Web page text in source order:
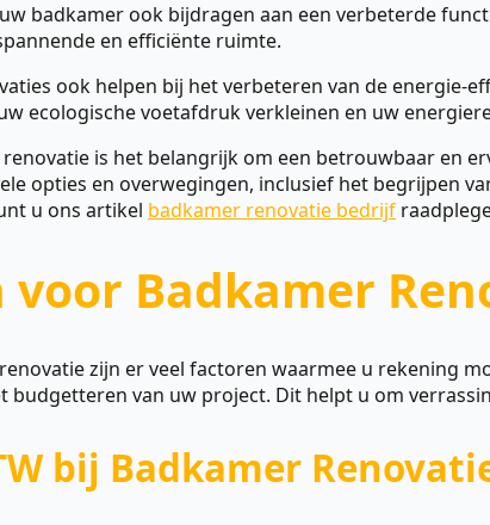
badkamer ook bijdragen aan een verbeterde
en efficiënte ruimte.
ook helpen bij het verbeteren van de energie-
ecologische voetafdruk verkleinen en uw
is het belangrijk om een betrouwbaar en
opties en overwegingen, inclusief het begrijpen
u ons artikel badkamer renovatie bedrijf
voor Badkamer
zijn er veel factoren waarmee u rekening
budgetteren van uw project. Dit helpt u om
bij Badkamer